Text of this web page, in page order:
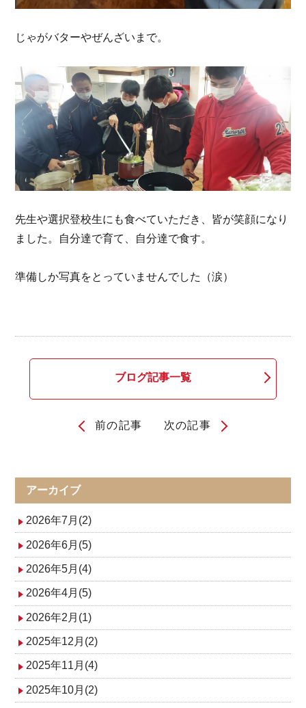
じゃがバターやぜんざいまで。
先生や選択登校生にも食べていただき、皆が笑顔になり
ました。自分達で育て、自分達で食す。
準備しか写真をとっていませんでした（涙）
ブログ記事一覧
ナ
ビ
ゲ
ー
シ
ョ
ン
前の記事 次の記事
アーカイブ
2026年7月(2)
2026年6月(5)
2026年5月(4)
2026年4月(5)
2026年2月(1)
2025年12月(2)
2025年11月(4)
2025年10月(2)